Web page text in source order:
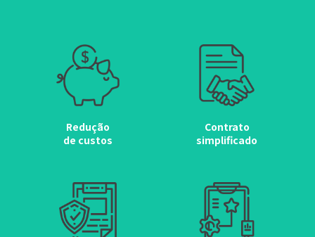
Redução
de custos
Contrato
simplificado